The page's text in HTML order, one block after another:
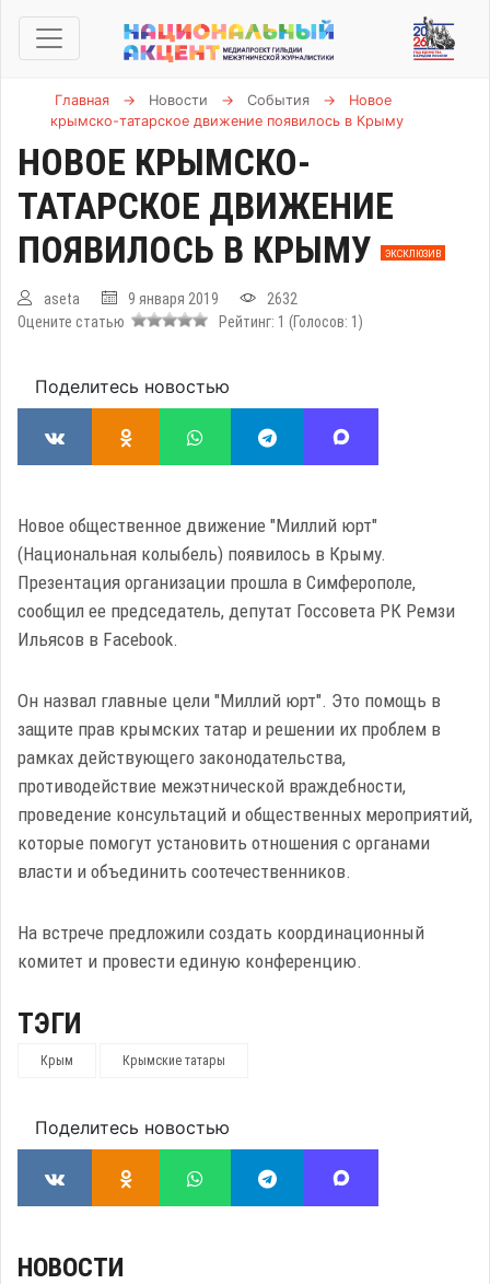
Главная → Новости → События →
Новое
крымско-татарское движение появилось в Крыму
НОВОЕ КРЫМСКО-
ТАТАРСКОЕ ДВИЖЕНИЕ
ПОЯВИЛОСЬ В КРЫМУ
ЭКСКЛЮЗИВ
aseta 9 января 2019
2632
Оцените статью
Рейтинг: 1 (Голосов: 1 )
Поделитесь новостью
Новое общественное движение "Миллий юрт"
(Национальная колыбель) появилось в Крыму.
Презентация организации прошла в Симферополе,
сообщил ее председатель, депутат Госсовета РК Ремзи
Ильясов в Facebook.
Он назвал главные цели "Миллий юрт". Это помощь в
защите прав крымских татар и решении их проблем в
рамках действующего законодательства,
противодействие межэтнической враждебности,
проведение консультаций и общественных мероприятий,
которые помогут установить отношения с органами
власти и объединить соотечественников.
На встрече предложили создать координационный
комитет и провести единую конференцию.
ТЭГИ
Крым Крымские татары
Поделитесь новостью
НОВОСТИ